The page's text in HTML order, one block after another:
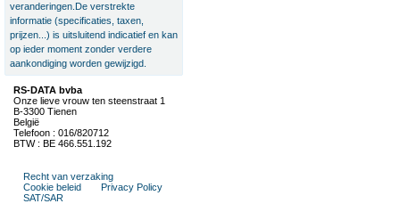
veranderingen.De verstrekte
informatie (specificaties, taxen,
prijzen...) is uitsluitend indicatief en kan
op ieder moment zonder verdere
aankondiging worden gewijzigd.
RS-DATA bvba
Onze lieve vrouw ten steenstraat 1
B-3300 Tienen
België
Telefoon : 016/820712
BTW : BE 466.551.192
Recht van verzaking
Cookie beleid
Privacy Policy
SAT/SAR